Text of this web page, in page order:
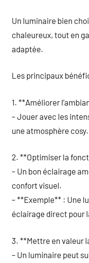
Un luminaire bien
chaleureux, tout en
adaptée.
Les principaux
1. **Améliorer
– Jouer avec les
une atmosphère cosy.
2. **Optimiser la
– Un bon éclairage
confort visuel.
– **Exemple** : Une
éclairage direct pour
3. **Mettre en valeur
– Un luminaire peut